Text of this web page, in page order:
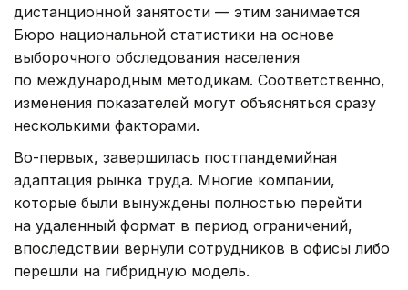
дистанционной занятости — этим занимается
Бюро национальной статистики на основе
выборочного обследования населения
по международным методикам. Соответственно,
изменения показателей могут объясняться сразу
несколькими факторами.
Во-первых, завершилась постпандемийная
адаптация рынка труда. Многие компании,
которые были вынуждены полностью перейти
на удаленный формат в период ограничений,
впоследствии вернули сотрудников в офисы либо
перешли на гибридную модель.